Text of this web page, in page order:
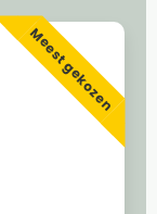
Meest gekozen